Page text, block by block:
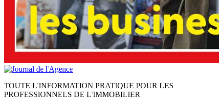
TOUTE L'INFORMATION PRATIQUE POUR LES
PROFESSIONNELS DE L'IMMOBILIER